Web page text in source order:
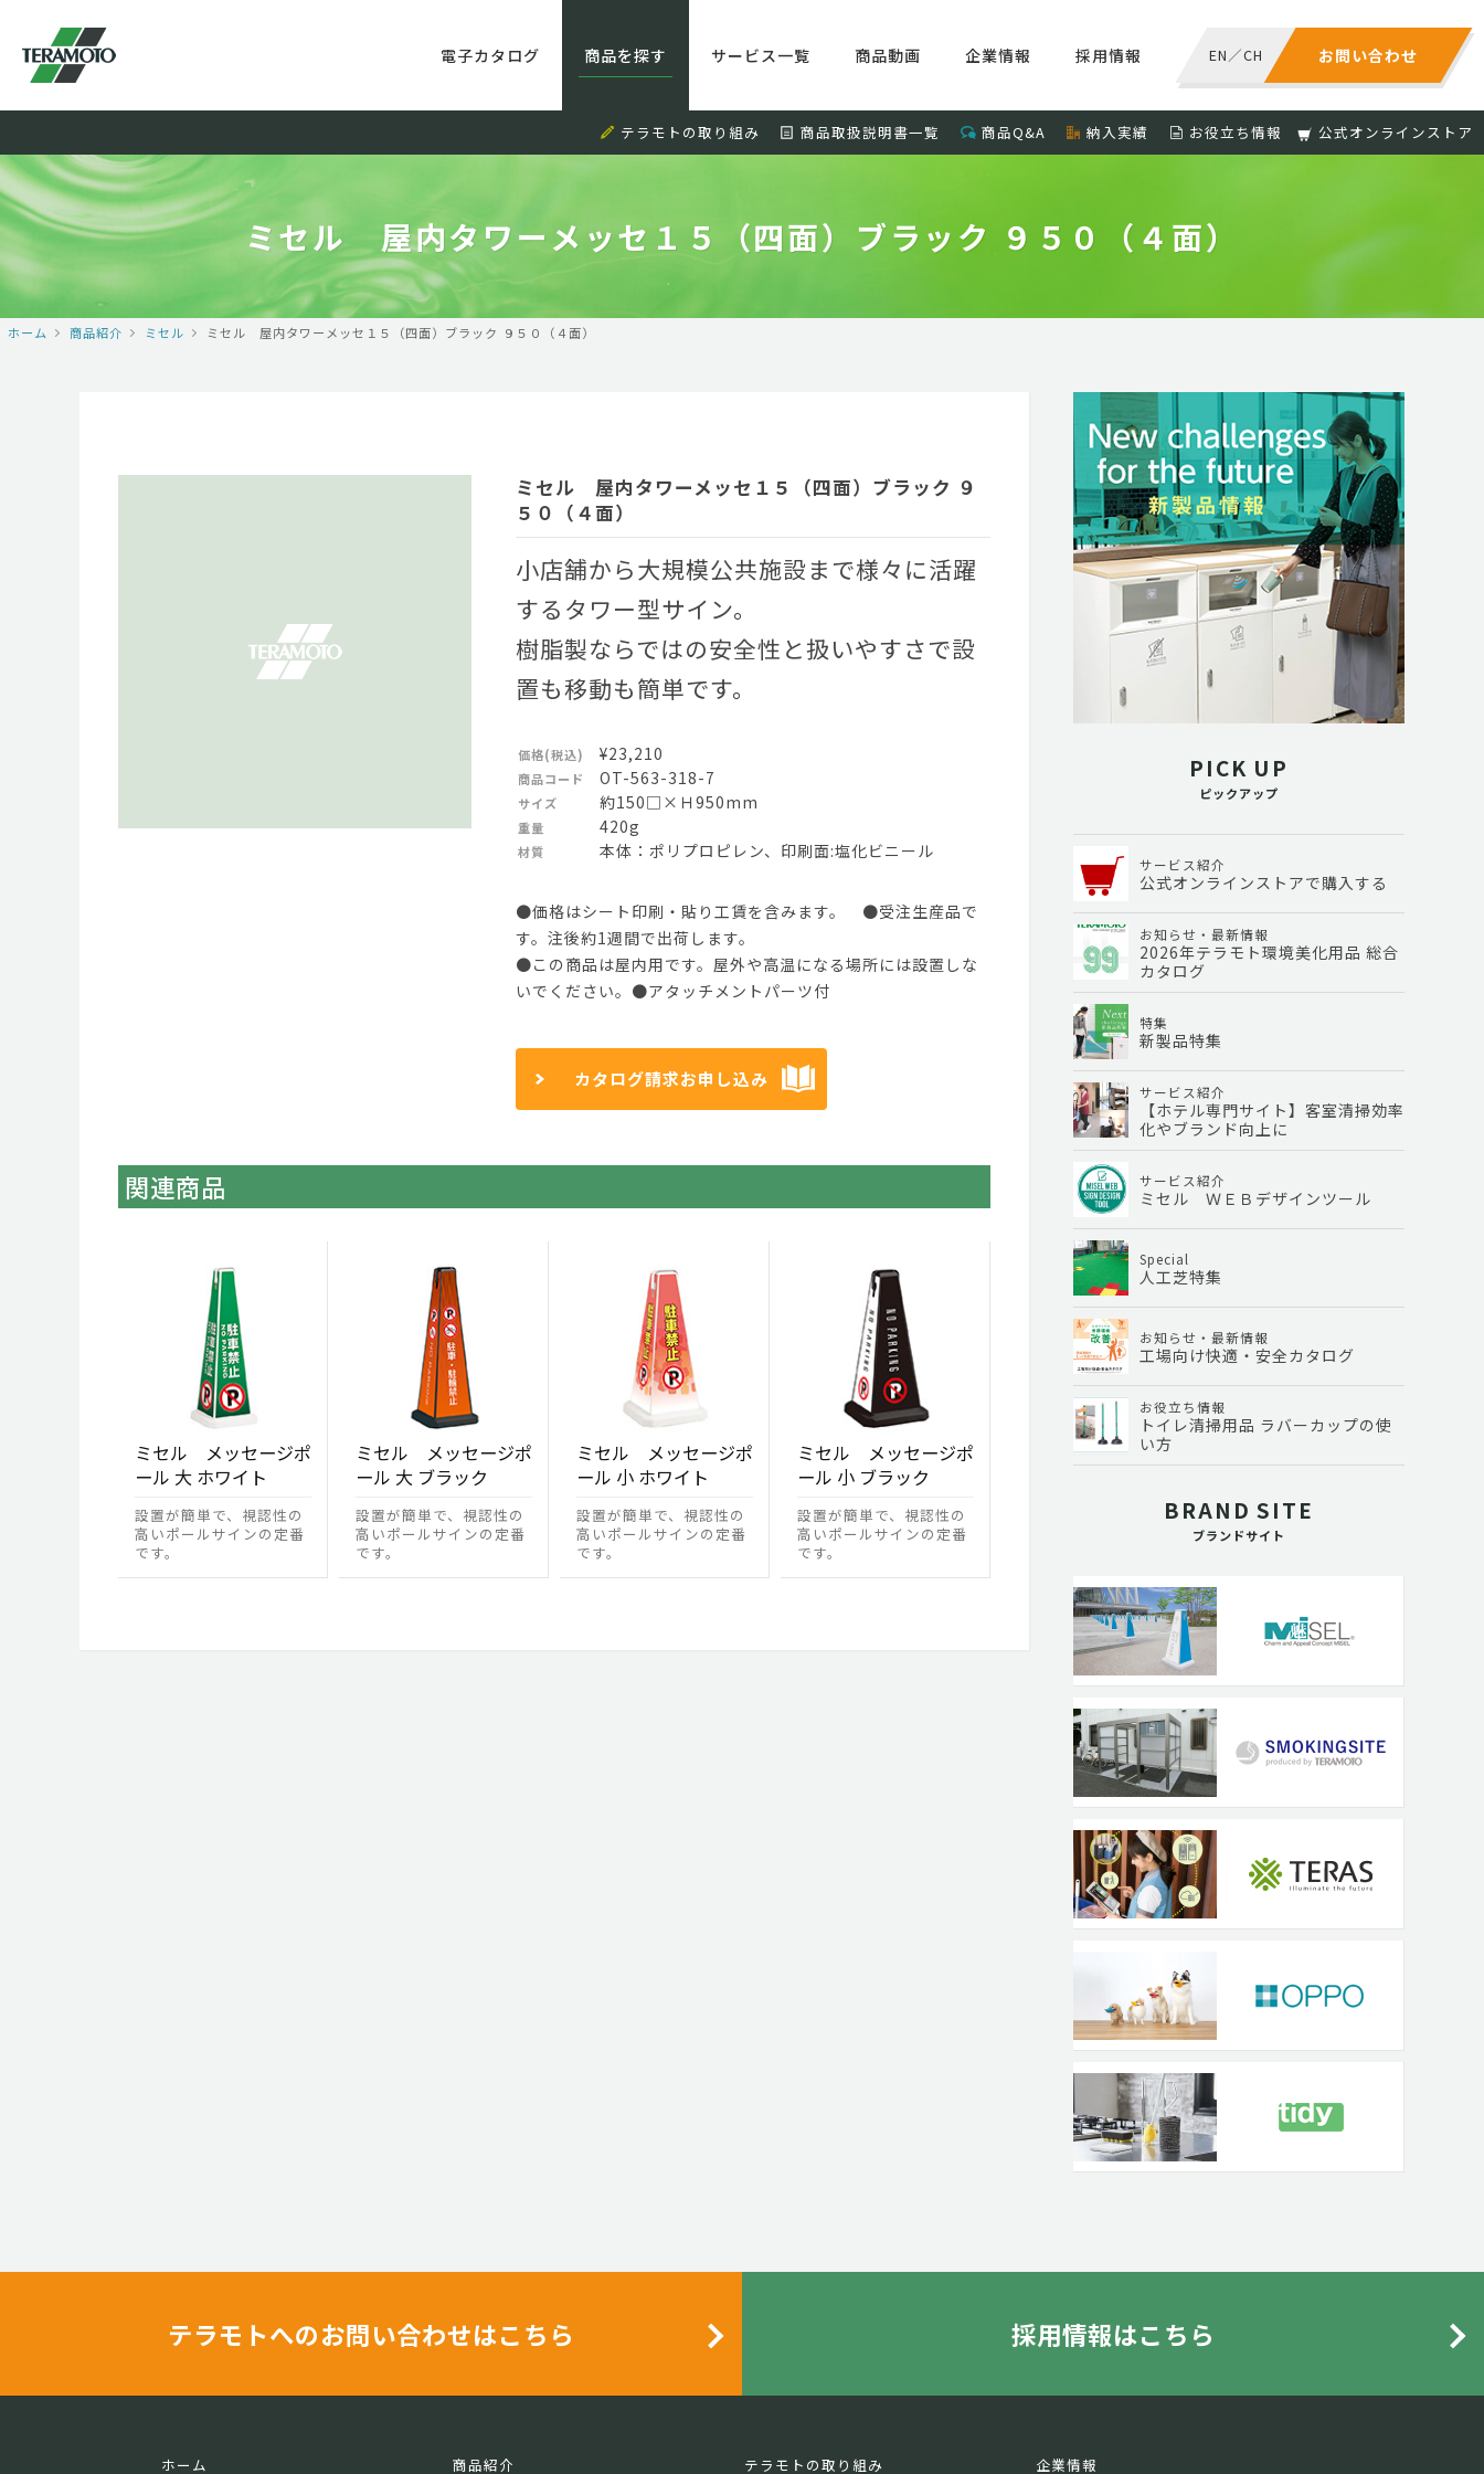
お問い合わせ
EN／CH
電子カタログ 商品を探す サービス一覧 商品動画 企業情報 採用情報
テラモトの取り組み 商品取扱説明書一覧 商品Q&A 納入実績 お役立ち情報 公式オンラインストア
ミセル 屋内タワーメッセ１５（四面）ブラック ９５０（４面）
ホーム 商品紹介 ミセル ミセル 屋内タワーメッセ１５（四面）ブラック ９５０（４面）
ミセル 屋内タワーメッセ１５（四面）ブラック ９
５０（４面）
小店舗から大規模公共施設まで様々に活躍
するタワー型サイン。
樹脂製ならではの安全性と扱いやすさで設
置も移動も簡単です。
価格(税込) ¥23,210
商品コード OT-563-318-7
サイズ 約150□×Ｈ950mm
重量 420g
材質 本体：ポリプロピレン、印刷面:塩化ビニール
●価格はシート印刷・貼り工賃を含みます。 ●受注生産品で
す。注後約1週間で出荷します。
●この商品は屋内用です。屋外や高温になる場所には設置しな
いでください。●アタッチメントパーツ付
カタログ請求お申し込み
関連商品
ミセル メッセージポ
ール 大 ホワイト
設置が簡単で、視認性の
高いポールサインの定番
です。
ミセル メッセージポ
ール 大 ブラック
設置が簡単で、視認性の
高いポールサインの定番
です。
ミセル メッセージポ
ール 小 ホワイト
設置が簡単で、視認性の
高いポールサインの定番
です。
ミセル メッセージポ
ール 小 ブラック
設置が簡単で、視認性の
高いポールサインの定番
です。
PICK UP
ピックアップ
サービス紹介
公式オンラインストアで購入する
お知らせ・最新情報
2026年テラモト環境美化用品 総合
カタログ
特集
新製品特集
サービス紹介
【ホテル専門サイト】客室清掃効率
化やブランド向上に
サービス紹介
ミセル ＷＥＢデザインツール
Special
人工芝特集
お知らせ・最新情報
工場向け快適・安全カタログ
お役立ち情報
トイレ清掃用品 ラバーカップの使
い方
BRAND SITE
ブランドサイト
テラモトへのお問い合わせはこちら 採用情報はこちら
ホーム 商品紹介 テラモトの取り組み 企業情報